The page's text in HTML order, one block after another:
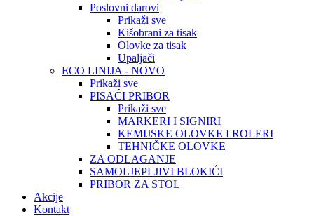
Poslovni darovi
Prikaži sve
Kišobrani za tisak
Olovke za tisak
Upaljači
ECO LINIJA - NOVO
Prikaži sve
PISAĆI PRIBOR
Prikaži sve
MARKERI I SIGNIRI
KEMIJSKE OLOVKE I ROLERI
TEHNIČKE OLOVKE
ZA ODLAGANJE
SAMOLJEPLJIVI BLOKIĆI
PRIBOR ZA STOL
Akcije
Kontakt